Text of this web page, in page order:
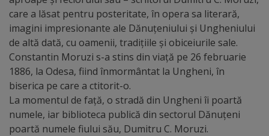
Sculpturi
(harta
sculpturilor)
Monumente
arhitecturale
care a lăsat pentru posteritate, în opera sa literară,
imagini impresionante ale Dănuțeniului și Ungheniului
de altă dată, cu oamenii, tradițiile și obiceiurile sale.
Constantin Moruzi s-a stins din viață pe 26 februarie
1886, la Odesa, fiind înmormântat la Ungheni, în
biserica pe care a ctitorit-o.
La momentul de față, o stradă din Ungheni îi poartă
numele, iar biblioteca publică din sectorul Dănuțeni
poartă numele fiului său, Dumitru C. Moruzi.